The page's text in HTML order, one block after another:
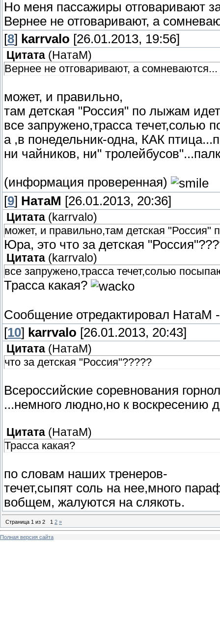
Но меня пассажиры отговаривают
Вернее не отговаривают, а
[8] karrvalo [26.01.2013, 19:56]
Цитата ( НатаМ)
Вернее не отговаривают, а сомневаются...
может, и правильно,
там детская "Россия" по лыжам
все запружено,трасса течет,солью
а ,в понедельник-одна, КАК
ни чайников, ни"
(информация проверенная)
[9] НатаМ [26.01.2013, 20:36]
Цитата (karrvalo)
может, и правильно,там детская "Россия"
Юра, это что за детская
Цитата (karrvalo)
все запружено,трасса течет,солью
Трасса какая?
Сообщение отредактировал НатаМ
[10] karrvalo [26.01.2013, 20:43]
Цитата ( НатаМ)
что за детская "Россия"?????
Всероссийские соревнования
...немного людно,но к воскресению
Цитата ( НатаМ)
Трасса какая?
по словам наших тренеров-
течет,сыпят соль на нее,много
вобщем, жалуются на слякоть.
Страница 1 из 2 1 2 »
Полная версия сайта